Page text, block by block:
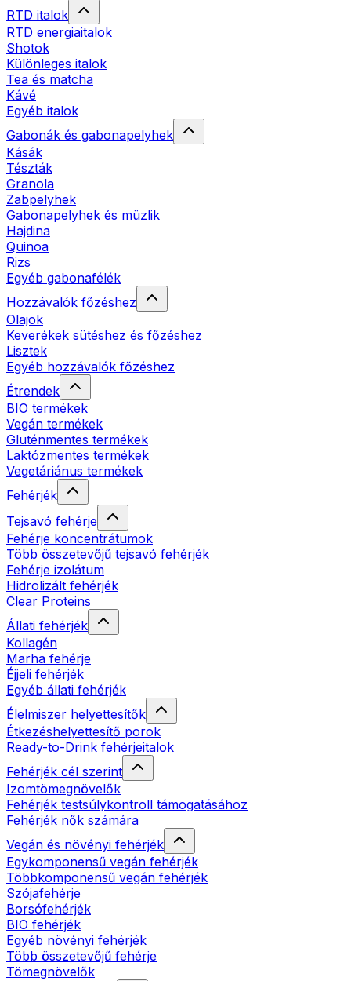
RTD italok
RTD energiaitalok
Shotok
Különleges italok
Tea és matcha
Kávé
Egyéb italok
Gabonák és gabonapelyhek
Kásák
Tészták
Granola
Zabpelyhek
Gabonapelyhek és müzlik
Hajdina
Quinoa
Rizs
Egyéb gabonafélék
Hozzávalók főzéshez
Olajok
Keverékek sütéshez és főzéshez
Lisztek
Egyéb hozzávalók főzéshez
Étrendek
BIO termékek
Vegán termékek
Gluténmentes termékek
Laktózmentes termékek
Vegetáriánus termékek
Fehérjék
Tejsavó fehérje
Fehérje koncentrátumok
Több összetevőjű tejsavó fehérjék
Fehérje izolátum
Hidrolizált fehérjék
Clear Proteins
Állati fehérjék
Kollagén
Marha fehérje
Éjjeli fehérjék
Egyéb állati fehérjék
Élelmiszer helyettesítők
Étkezéshelyettesítő porok
Ready-to-Drink fehérjeitalok
Fehérjék cél szerint
Izomtömegnövelők
Fehérjék testsúlykontroll támogatásához
Fehérjék nők számára
Vegán és növényi fehérjék
Egykomponensű vegán fehérjék
Többkomponensű vegán fehérjék
Szójafehérje
Borsófehérjék
BIO fehérjék
Egyéb növényi fehérjék
Több összetevőjű fehérje
Tömegnövelők